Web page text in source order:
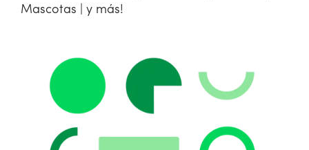
Mascotas | y más!